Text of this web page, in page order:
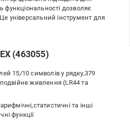
функціональності дозволяє
універсальний інструмент для
(463055)
15/10 символів у рядку,379
живлення (LR44 та
та інші
функції